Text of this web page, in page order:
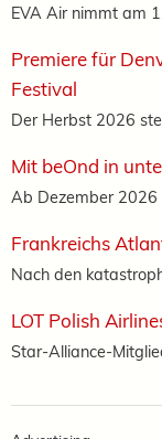
EVA Air nimmt am
Premiere für
Festival
Der Herbst 2026
Mit beOnd in
Ab Dezember 2026
Frankreichs
Nach den
LOT Polish
Star-Alliance-